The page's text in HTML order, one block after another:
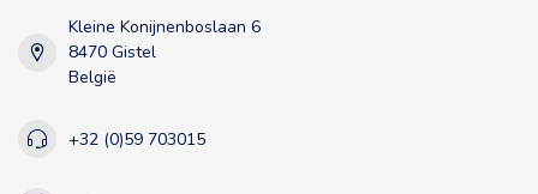
Kleine Konijnenboslaan 6
8470 Gistel
België
+32 (0)59 703015